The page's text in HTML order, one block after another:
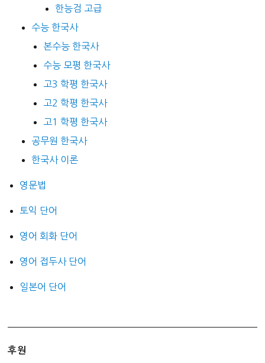
한능검 고급
수능 한국사
본수능 한국사
수능 모평 한국사
고3 학평 한국사
고2 학평 한국사
고1 학평 한국사
공무원 한국사
한국사 이론
영문법
토익 단어
영어 회화 단어
영어 접두사 단어
일본어 단어
후원